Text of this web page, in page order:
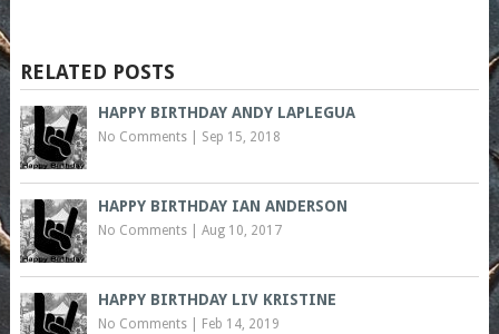
RELATED POSTS
HAPPY BIRTHDAY ANDY LAPLEGUA
No Comments| Sep 15, 2018
HAPPY BIRTHDAY IAN ANDERSON
No Comments| Aug 10, 2017
HAPPY BIRTHDAY LIV KRISTINE
No Comments| Feb 14, 2019